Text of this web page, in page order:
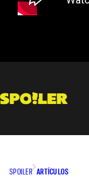
SPOILER ARTÍCULOS